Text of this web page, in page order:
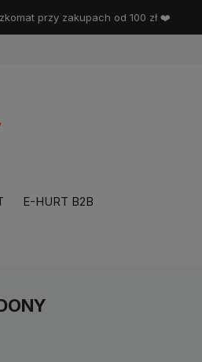
przy zakupach od 100 zł ❤️
E-HURT B2B